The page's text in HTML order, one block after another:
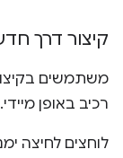
קיצור דרך
משתמשים
רכיב באופן מיידי.
לוחצים לחיצה